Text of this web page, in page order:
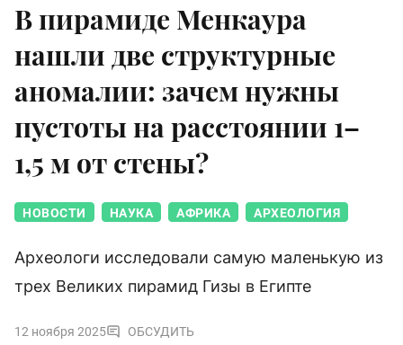
В пирамиде Менкаура
нашли две структурные
аномалии: зачем нужны
пустоты на расстоянии 1–
1,5 м от стены?
НОВОСТИ НАУКА АФРИКА АРХЕОЛОГИЯ
Археологи исследовали самую маленькую из
трех Великих пирамид Гизы в Египте
12 ноября 2025 ОБСУДИТЬ